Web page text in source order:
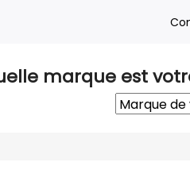
marque est